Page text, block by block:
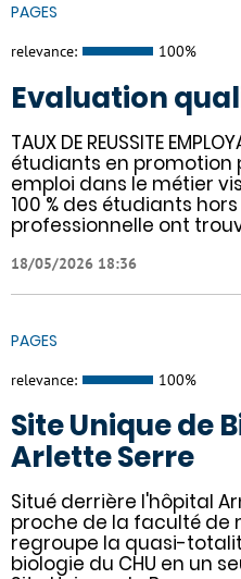
PAGES
relevance: 100%
Evaluation
TAUX DE REUSSITE
étudiants en promotion
emploi dans le métier
100 % des étudiants
professionnelle ont
18/05/2026 18:36
PAGES
relevance: 100%
Site Unique de
Arlette Serre
Situé derrière l'hôpital
proche de la faculté de
regroupe la quasi-
biologie du CHU en un